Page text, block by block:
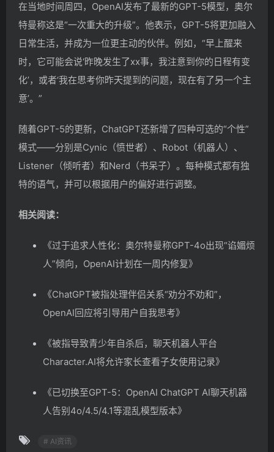
在当地时间周四，OpenAI发布了最新的GPT-5模型，奥尔
特曼称这是“一次重大的升级”。他表示，GPT-5将更加融入
日常生活，并成为一位更主动的伙伴。例如，“早上醒来
时，它可能会说‘昨晚发生了xx事，我注意到你的日程有变
化’，或者‘我在思考你昨天提到的问题，现在有了另一个主
意’。”
随着GPT-5的更新，ChatGPT还新增了四种可选的“个性”
模式——分别是Cynic（愤世者）、Robot（机器人）、
Listener（倾听者）和Nerd（书呆子）。每种模式都有独
特的语气，并可以根据用户的偏好进行调整。
相关阅读：
《过于追求人性化：奥尔特曼称GPT-4o出现“谄媚烦
人”倾向，OpenAI计划在一周内修复》
《ChatGPT被指处理伴侣关系“劝分不劝和”，
OpenAI回应将引导用户自我思考》
《被指导致青少年自杀后，聊天机器人平台
Character.AI将允许家长查看子女使用记录》
《已切换至GPT-5：OpenAI ChatGPT AI聊天机器
人告别4o/4.5/4.1等混乱模型版本》
# AI资讯